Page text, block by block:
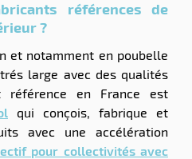
références de
?
et notamment en poubelle
large avec des qualités
référence en France est
qui conçois, fabrique et
avec une accélération
pour collectivités avec